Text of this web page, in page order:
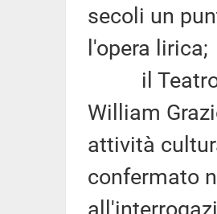
secoli un
l'opera lirica;
il Teatro
William
attività
confermato